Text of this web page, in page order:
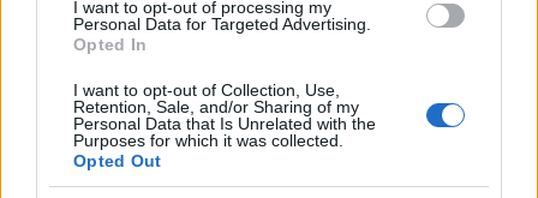
I want to opt-out of processing my
Personal Data for Targeted Advertising.
Opted In
I want to opt-out of Collection, Use,
Retention, Sale, and/or Sharing of my
Personal Data that Is Unrelated with the
Purposes for which it was collected.
Opted Out